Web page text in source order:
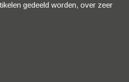
gedeeld worden, over zeer